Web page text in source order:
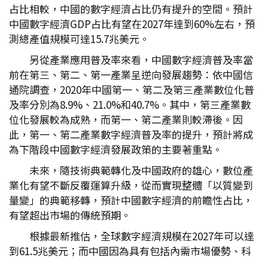
占比相較，中國的數字經濟占比仍有提升的空間。預計
中國數字經濟GDP占比有望在2027年達到60%左右，預
測總產值規模可達15.7兆美元。
另從產業應用普及率來看，中國數字經濟普及率當
前在第三、第二、第一產業呈逆向發展趨勢：依中國信
通院調查，2020年中國第一、第二及第三產業數位化普
及率分別為8.9%、21.0%和40.7%。其中，第三產業數
位化發展較為成熟，而第一、第二產業則較滯後。因
此，第一、第二產業數字經濟普及率的提升，預計將成
為下階段中國數字經濟發展政策的主要著重點。
未來，隨技術典範轉化及中國政府的雄心，數位產
業化有望不斷反覆運算升級，從而實現整體「以質變到
量變」的典範移轉，預計中國數字經濟的前瞻性占比，
有望超出市場的傳統預期。
根據最新推估，全球數字經濟規模在2027年可以達
到61.5兆美元；而中國因為具有包括內需市場優勢、科